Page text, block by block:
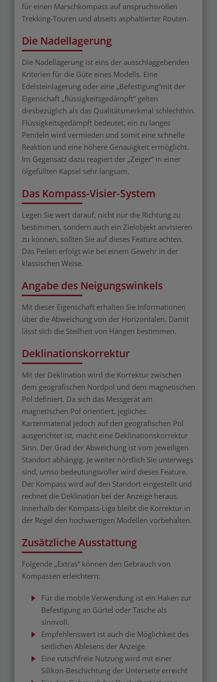
für einen Marschkompass auf anspruchsvollen
Trekking-Touren und abseits asphaltierter Routen.
Die Nadellagerung
Die Nadellagerung ist eins der ausschlaggebenden
Kriterien für die Güte eines Modells. Eine
Edelsteinlagerung oder eine „Befestigung“mit der
Eigenschaft „flüssigkeitsgedämpft“ gelten
diesbezüglich als das Qualitätsmerkmal schlechthin.
Flüssigkeitsgedämpft bedeutet, ein zu langes
Pendeln wird vermieden und somit eine schnelle
Reaktion und eine höhere Genauigkeit ermöglicht.
Im Gegensatz dazu reagiert der „Zeiger“ in einer
ölgefüllten Kapsel sehr langsam.
Das Kompass-Visier-System
Legen Sie wert darauf, nicht nur die Richtung zu
bestimmen, sondern auch ein Zielobjekt anvisieren
zu können, sollten Sie auf dieses Feature achten.
Das Peilen erfolgt wie bei einem Gewehr in der
klassischen Weise.
Angabe des Neigungswinkels
Mit dieser Eigenschaft erhalten Sie Informationen
über die Abweichung von der Horizontalen. Damit
lässt sich die Steilheit von Hängen bestimmen.
Deklinationskorrektur
Mit der Deklination wird die Korrektur zwischen
dem geografischen Nordpol und dem magnetischen
Pol definiert. Da sich das Messgerät am
magnetischen Pol orientiert, jegliches
Kartenmaterial jedoch auf den geografischen Pol
ausgerichtet ist, macht eine Deklinationskorrektur
Sinn. Der Grad der Abweichung ist vom jeweiligen
Standort abhängig. Je weiter nördlich Sie unterwegs
sind, umso bedeutungsvoller wird dieses Feature.
Der Kompass wird auf den Standort eingestellt und
rechnet die Deklination bei der Anzeige heraus.
Innerhalb der Kompass-Liga bleibt die Korrektur in
der Regel den hochwertigen Modellen vorbehalten.
Zusätzliche Ausstattung
Folgende „Extras“ können den Gebrauch von
Kompassen erleichtern:
Für die mobile Verwendung ist ein Haken zur
Befestigung an Gürtel oder Tasche als
sinnvoll.
Empfehlenswert ist auch die Möglichkeit des
seitlichen Ablesens der Anzeige
Eine rutschfreie Nutzung wird mit einer
Silikon-Beschichtung der Unterseite erreicht